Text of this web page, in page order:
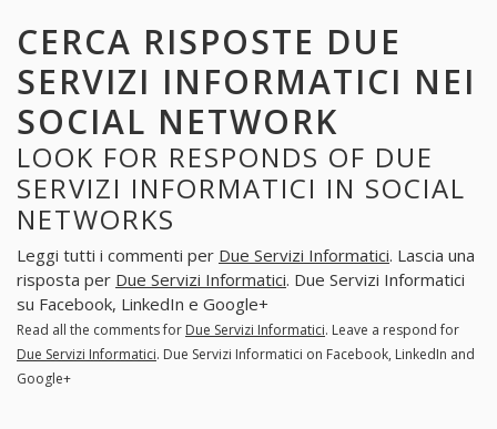
CERCA RISPOSTE DUE
SERVIZI INFORMATICI NEI
SOCIAL NETWORK
LOOK FOR RESPONDS OF DUE
SERVIZI INFORMATICI IN SOCIAL
NETWORKS
Leggi tutti i commenti per Due Servizi Informatici. Lascia una
risposta per Due Servizi Informatici. Due Servizi Informatici
su Facebook, LinkedIn e Google+
Read all the comments for Due Servizi Informatici. Leave a respond for
Due Servizi Informatici. Due Servizi Informatici on Facebook, LinkedIn and
Google+